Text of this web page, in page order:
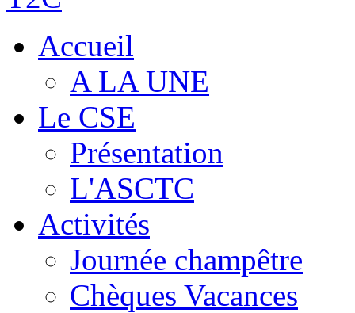
Accueil
A LA UNE
Le CSE
Présentation
L'ASCTC
Activités
Journée champêtre
Chèques Vacances